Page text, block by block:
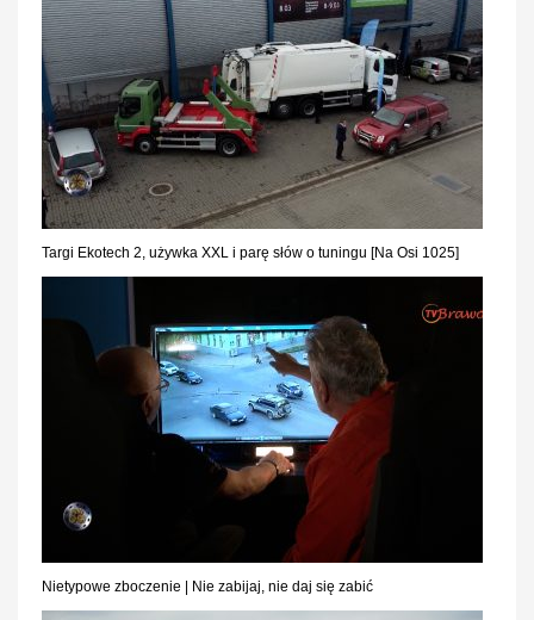
Targi Ekotech 2, używka XXL i parę słów o tuningu [Na Osi 1025]
Nietypowe zboczenie | Nie zabijaj, nie daj się zabić